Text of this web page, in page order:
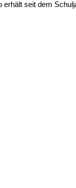
seit dem